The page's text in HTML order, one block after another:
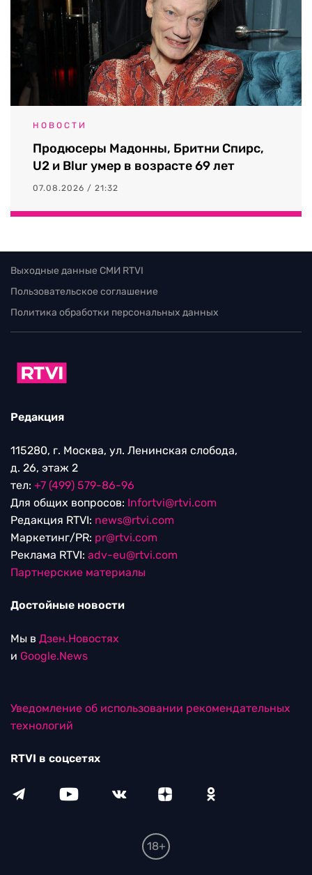
НОВОСТИ
Продюсеры Мадонны, Бритни Спирс,
U2 и Blur умер в возрасте 69 лет
07.08.2026 / 21:32
Выходные данные СМИ RTVI
Пользовательское соглашение
Политика обработки персональных данных
Редакция
115280, г. Москва, ул. Ленинская слобода,
д. 26, этаж 2
тел: +7 (499) 579-86-96
Для общих вопросов: Infortvi@rtvi.com
Редакция RTVI: news@rtvi.com
Маркетинг/PR: pr@rtvi.com
Реклама RTVI: adv-eu@rtvi.com
Партнерские материалы
Достойные новости
Мы в Дзен.Новостях
и Google.News
Уведомление об использовании рекомендательных
технологий
RTVI в соцсетях
18+